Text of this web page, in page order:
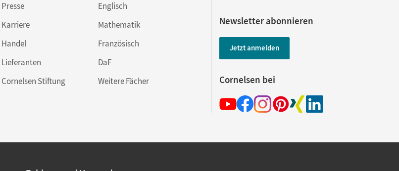
Presse
Karriere
Handel
Lieferanten
Cornelsen Stiftung
Englisch
Mathematik
Französisch
DaF
Weitere Fächer
Newsletter abonnieren
Jetzt anmelden
Cornelsen bei